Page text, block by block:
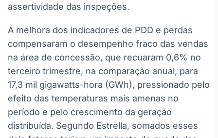
BroadFast
Gestão de
Investimentos
Em breve
assertividade das inspeções.
A melhora dos indicadores de PDD e perdas
compensaram o desempenho fraco das vendas
na área de concessão, que recuaram 0,6% no
terceiro trimestre, na comparação anual, para
17,3 mil gigawatts-hora (GWh), pressionado pelo
efeito das temperaturas mais amenas no
período e pelo crescimento da geração
distribuída. Segundo Estrella, somados esses